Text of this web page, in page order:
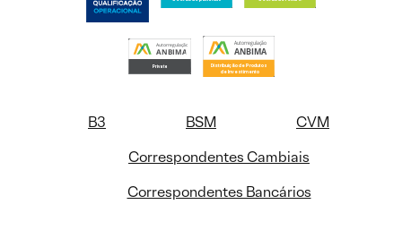
B3 BSM
CVM
Correspondentes Cambiais
Correspondentes Bancários